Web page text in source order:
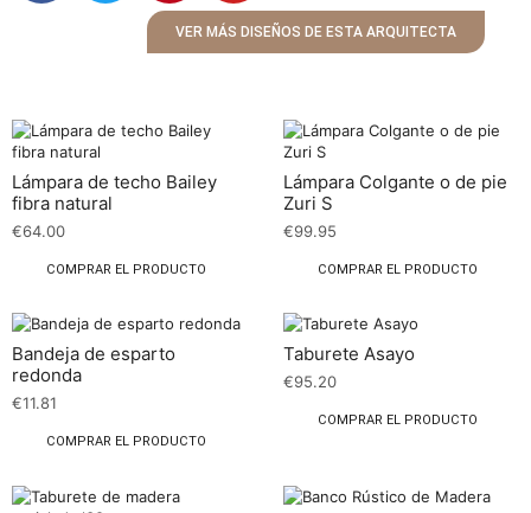
VER MÁS DISEÑOS DE ESTA ARQUITECTA
Lámpara de techo Bailey
fibra natural
€64.00
COMPRAR EL PRODUCTO
Lámpara Colgante o de pie
Zuri S
€99.95
COMPRAR EL PRODUCTO
Bandeja de esparto
redonda
€11.81
COMPRAR EL PRODUCTO
Taburete Asayo
€95.20
COMPRAR EL PRODUCTO